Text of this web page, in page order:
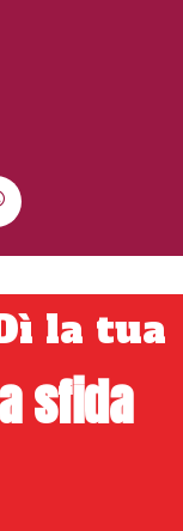
bar. Circa
uno schema
grazie alla
il bartender il
giapponesi, in
la tua
sfida